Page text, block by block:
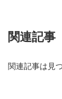
関連記事
関連記事は見